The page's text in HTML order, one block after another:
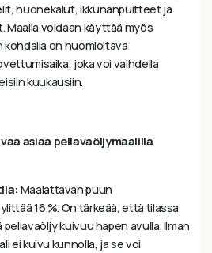
huonekalut, ikkunanpuitteet ja
voidaan käyttää myös
on huomioitava
joka voi vaihdella
kuukausiin.
asiaa pellavaöljymaalilla
Maalattavan puun
16 %. On tärkeää, että tilassa
kuivuu hapen avulla. Ilman
ei kuivu kunnolla, ja se voi